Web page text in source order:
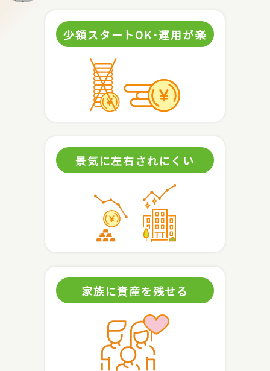
少額スタートOK･運用が楽
景気に左右されにくい
家族に資産を残せる